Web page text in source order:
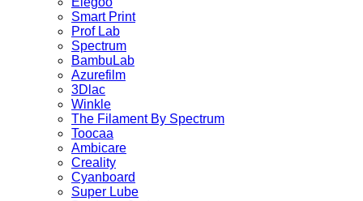
Smart Print
Prof Lab
Spectrum
BambuLab
Azurefilm
3Dlac
Winkle
The Filament By Spectrum
Toocaa
Ambicare
Creality
Cyanboard
Super Lube